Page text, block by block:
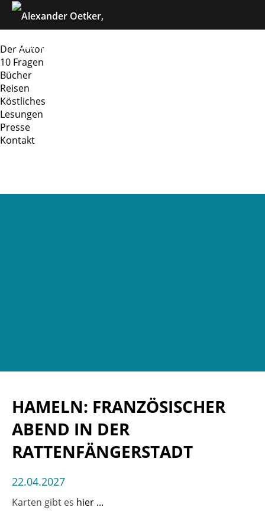
überspringen
Der Autor
10 Fragen
Bücher
Reisen
Köstliches
Lesungen
Presse
Kontakt
HAMELN: FRANZÖSISCHER
ABEND IN DER
RATTENFÄNGERSTADT
22.04.2027
Karten gibt es hier ...